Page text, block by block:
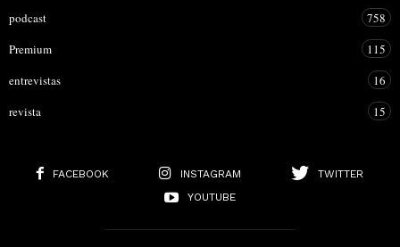
podcast
758
Premium
115
entrevistas
16
revista
15
FACEBOOK INSTAGRAM
TWITTER
YOUTUBE